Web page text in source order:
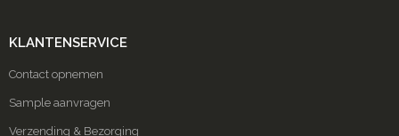
KLANTENSERVICE
Contact opnemen
Sample aanvragen
Verzending & Bezorging